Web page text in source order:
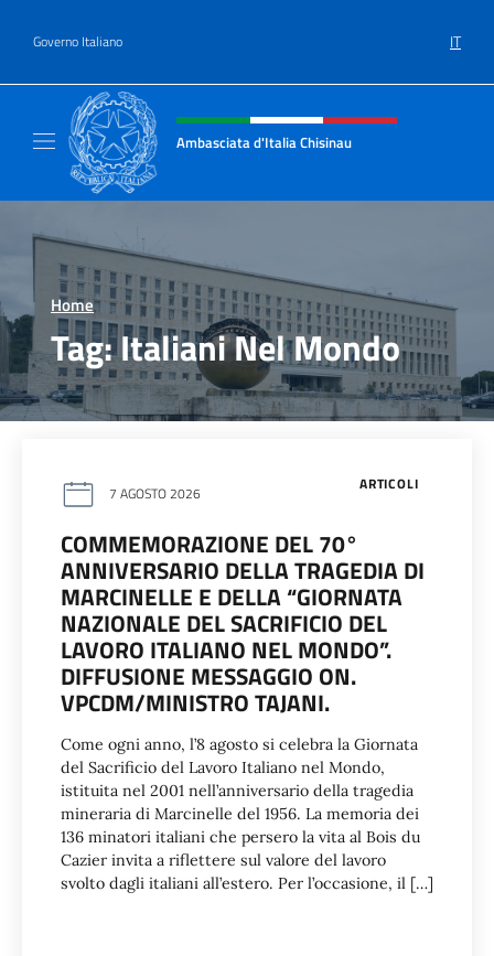
Governo Italiano IT
Intestazione sito, social e menù
Ambasciata d'Italia Chisinau
Home >
Tag:Italiani Nel Mondo
ARTICOLI
7 AGOSTO 2026
COMMEMORAZIONE DEL 70°
ANNIVERSARIO DELLA TRAGEDIA DI
MARCINELLE E DELLA “GIORNATA
NAZIONALE DEL SACRIFICIO DEL
LAVORO ITALIANO NEL MONDO”.
DIFFUSIONE MESSAGGIO ON.
VPCDM/MINISTRO TAJANI.
Come ogni anno, l’8 agosto si celebra la Giornata
del Sacrificio del Lavoro Italiano nel Mondo,
istituita nel 2001 nell’anniversario della tragedia
mineraria di Marcinelle del 1956. La memoria dei
136 minatori italiani che persero la vita al Bois du
Cazier invita a riflettere sul valore del lavoro
svolto dagli italiani all’estero. Per l’occasione, il […]